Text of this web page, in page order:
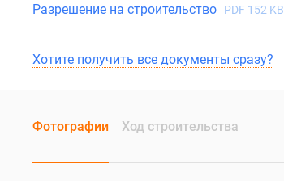
Разрешение на строительство PDF 152 KB
Хотите получить все документы сразу?
Фотографии Ход строительства